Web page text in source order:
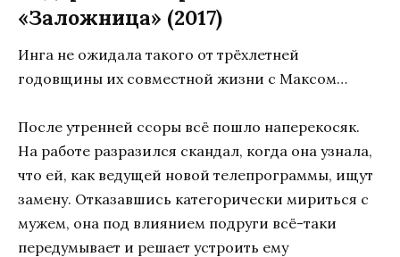
«Заложница» (2017)
Инга не ожидала такого от трёхлетней
годовщины их совместной жизни с Максом…
После утренней ссоры всё пошло наперекосяк.
На работе разразился скандал, когда она узнала,
что ей, как ведущей новой телепрограммы, ищут
замену. Отказавшись категорически мириться с
мужем, она под влиянием подруги всё-таки
передумывает и решает устроить ему